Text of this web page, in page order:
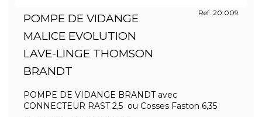
POMPE DE VIDANGE
MALICE EVOLUTION
LAVE-LINGE THOMSON
BRANDT
Ref. 20.009
POMPE DE VIDANGE BRANDT avec
CONNECTEUR RAST 2,5 ou Cosses Faston 6,35